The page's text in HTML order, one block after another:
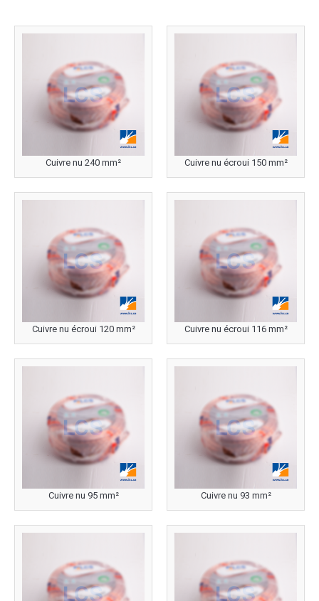
Cuivre nu 240 mm² Cuivre nu écroui 150 mm²
Cuivre nu écroui 120 mm² Cuivre nu écroui 116 mm²
Cuivre nu 95 mm² Cuivre nu 93 mm²